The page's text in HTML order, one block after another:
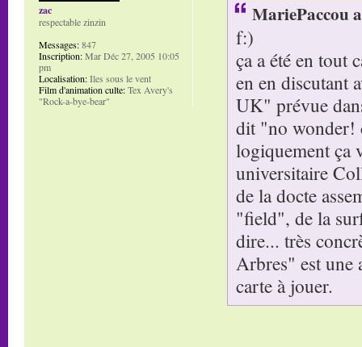
MariePaccou
f:)
ça a été en tout
en en discutant
UK" prévue
dit "no wonder!
logiquement ça
universitaire
de la docte
"field", de la
dire... très
Arbres" est une
carte à jouer.
zac
respectable zinzin
Messages:847
Inscription:Mar Déc 27, 2005 10:05
pm
Localisation:Iles sous le vent
Film d'animation culte:Tex Avery's
"Rock-a-bye-bear"